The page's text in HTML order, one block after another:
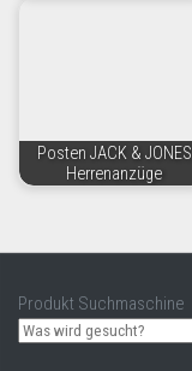
Posten JACK & JONES
Herrenanzüge
Produkt Suchmaschine